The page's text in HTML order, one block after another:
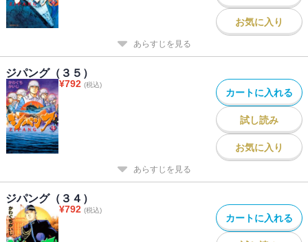
お気に入り
あらすじを見る
ジパング（３５）
¥792 (税込)
カートに入れる
試し読み
お気に入り
あらすじを見る
ジパング（３４）
¥792 (税込)
カートに入れる